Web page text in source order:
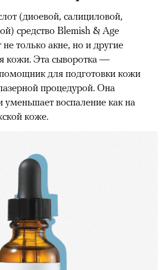
(диоевой, салициловой,
средство Blemish & Age
только акне, но и другие
кожи. Эта сыворотка —
для подготовки кожи
процедурой. Она
уменьшает воспаление как на
коже.